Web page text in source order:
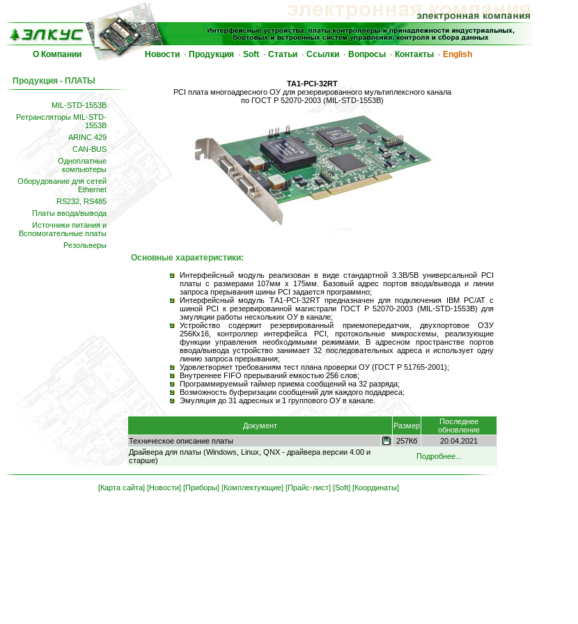
О Компании Новости · Продукция · Soft · Статьи · Ссылки · Вопросы · Контакты · English
Продукция - ПЛАТЫ
MIL-STD-1553B
Ретрансляторы MIL-STD-
1553B
ARINC 429
CAN-BUS
Одноплатные
компьютеры
Оборудование для сетей
Ethernet
RS232, RS485
Платы ввода/вывода
Источники питания и
Вспомогательные платы
Резольверы
TA1-PCI-32RT
PCI плата многоадресного ОУ для резервированного мультиплексного канала
по ГОСТ Р 52070-2003 (MIL-STD-1553B)
Основные характеристики:
Интерфейсный модуль реализован в виде стандартной 3.3В/5В универсальной PCI
платы с размерами 107мм х 175мм. Базовый адрес портов ввода/вывода и линии
запроса прерывания шины PCI задается программно;
Интерфейсный модуль TА1-PCI-32RT предназначен для подключения IBM PC/AT с
шиной PCI к резервированной магистрали ГОСТ Р 52070-2003 (MIL-STD-1553B) для
эмуляции работы нескольких ОУ в канале;
Устройство содержит резервированный приемопередатчик, двухпортовое ОЗУ
256Кх16, контроллер интерфейса PCI, протокольные микросхемы, реализующие
функции управления необходимыми режимами. В адресном пространстве портов
ввода/вывода устройство занимает 32 последовательных адреса и использует одну
линию запроса прерывания;
Удовлетворяет требованиям тест плана проверки ОУ (ГОСТ Р 51765-2001);
Внутреннее FIFO прерываний емкостью 256 слов;
Программируемый таймер приема сообщений на 32 разряда;
Возможность буферизации сообщений для каждого подадреса;
Эмуляция до 31 адресных и 1 группового ОУ в канале.
Документ Размер
Последнее
обновление
Техническое описание платы
257Кб
20.04.2021
Драйвера для платы (Windows, Linux, QNX - драйвера версии 4.00 и
старше)
Подробнее...
[Карта сайта] [Новости] [Приборы] [Комплектующие] [Прайс-лист] [Soft] [Координаты]